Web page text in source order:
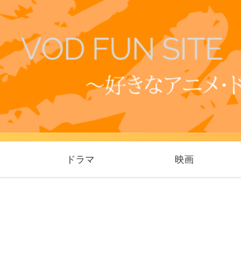
ドラマ 映画